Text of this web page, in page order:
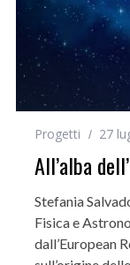
Progetti 27
All’alba
Stefania
Fisica e
dall’European